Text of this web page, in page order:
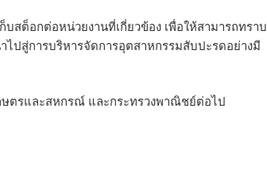
สต็อกต่อหน่วยงานที่เกี่ยวข้อง เพื่อให้สามารถทราบ
ปสู่การบริหารจัดการอุตสาหกรรมสับปะรดอย่างมี
ษตรและสหกรณ์ และกระทรวงพาณิชย์ต่อไป